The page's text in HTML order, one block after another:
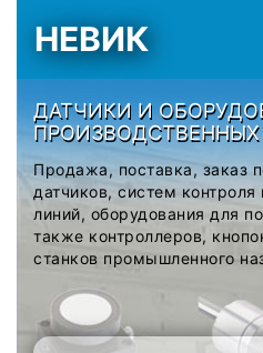
НЕВИК
ДАТЧИКИ И
Продажа, поставка, заказ
датчиков, систем
линий, оборудования для
также контроллеров,
станков промышленного